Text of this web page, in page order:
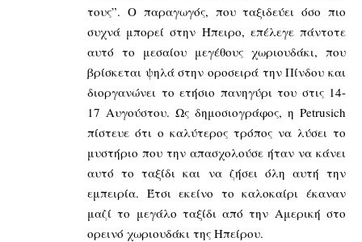
τους”. Ο παραγωγός, που ταξιδεύει όσο πιο
συχνά μπορεί στην Ήπειρο, επέλεγε πάντοτε
αυτό το μεσαίου μεγέθους χωριουδάκι, που
βρίσκεται ψηλά στην οροσειρά την Πίνδου και
διοργανώνει το ετήσιο πανηγύρι του στις 14-
17 Αυγούστου. Ως δημοσιογράφος, η Petrusich
πίστευε ότι ο καλύτερος τρόπος να λύσει το
μυστήριο που την απασχολούσε ήταν να κάνει
αυτό το ταξίδι και να ζήσει όλη αυτή την
εμπειρία. Έτσι εκείνο το καλοκαίρι έκαναν
μαζί το μεγάλο ταξίδι από την Αμερική στο
ορεινό χωριουδάκι της Ηπείρου.